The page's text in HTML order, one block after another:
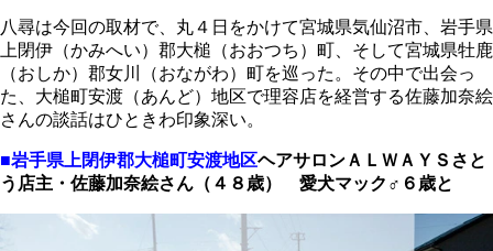
八尋は今回の取材で、丸４日をかけて宮城県気仙沼市、岩手県
上閉伊（かみへい）郡大槌（おおつち）町、そして宮城県牡鹿
（おしか）郡女川（おながわ）町を巡った。その中で出会っ
た、大槌町安渡（あんど）地区で理容店を経営する佐藤加奈絵
さんの談話はひときわ印象深い。
■岩手県上閉伊郡大槌町安渡地区ヘアサロンＡＬＷＡＹＳさと
う店主・佐藤加奈絵さん（４８歳） 愛犬マック♂６歳と